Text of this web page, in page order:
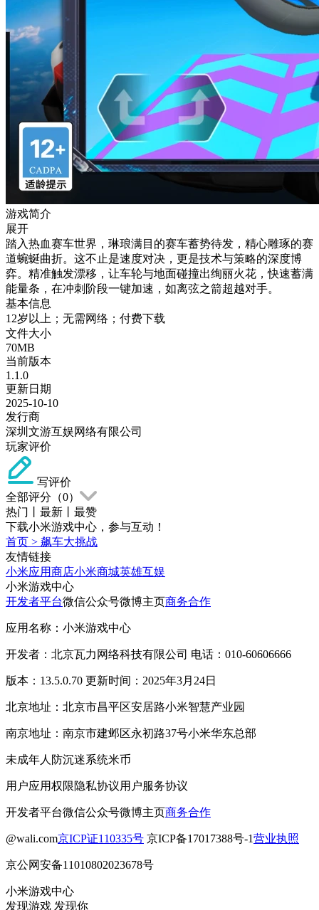
游戏简介
展开
踏入热血赛车世界，琳琅满目的赛车蓄势待发，精心雕琢的赛
道蜿蜒曲折。这不止是速度对决，更是技术与策略的深度博
弈。精准触发漂移，让车轮与地面碰撞出绚丽火花，快速蓄满
能量条，在冲刺阶段一键加速，如离弦之箭超越对手。
基本信息
12岁以上；无需网络；付费下载
文件大小
70MB
当前版本
1.1.0
更新日期
2025-10-10
发行商
深圳文游互娱网络有限公司
玩家评价
写评价
全部评分（0）
热门
最新
最赞
下载小米游戏中心，参与互动！
首页 > 飙车大挑战
友情链接
小米应用商店小米商城英雄互娱
小米游戏中心
开发者平台微信公众号微博主页商务合作
应用名称：小米游戏中心
开发者：北京瓦力网络科技有限公司 电话：010-60606666
版本：13.5.0.70 更新时间：2025年3月24日
北京地址：北京市昌平区安居路小米智慧产业园
南京地址：南京市建邺区永初路37号小米华东总部
未成年人防沉迷系统米币
用户应用权限隐私协议用户服务协议
开发者平台微信公众号微博主页商务合作
@wali.com京ICP证110335号 京ICP备17017388号-1营业执照
京公网安备11010802023678号
小米游戏中心
发现游戏 发现你